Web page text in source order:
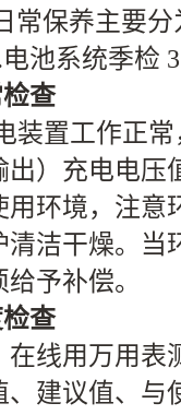
常保养主要分
池系统季检
查
装置工作正
出）充电电压
用环境，注意
清洁干燥。
予补偿。
查
在线用万用表
、建议值、与